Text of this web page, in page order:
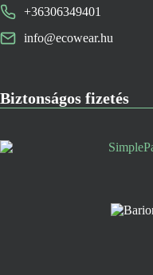
+36306349401
info@ecowear.hu
Biztonságos fizetés